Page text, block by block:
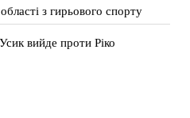
з гирьового спорту
вийде проти Ріко